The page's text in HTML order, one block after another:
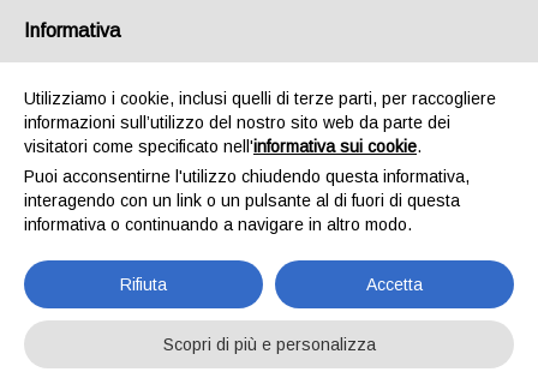
FERRAMENTA
CASALINGHI
GEROLINA
Informativa
Utilizziamo i cookie, inclusi quelli di terze parti, per raccogliere
informazioni sull’utilizzo del nostro sito web da parte dei
visitatori come specificato nell'informativa sui cookie.
Puoi acconsentirne l'utilizzo chiudendo questa informativa,
interagendo con un link o un pulsante al di fuori di questa
informativa o continuando a navigare in altro modo.
Rifiuta Accetta
Scopri di più e personalizza